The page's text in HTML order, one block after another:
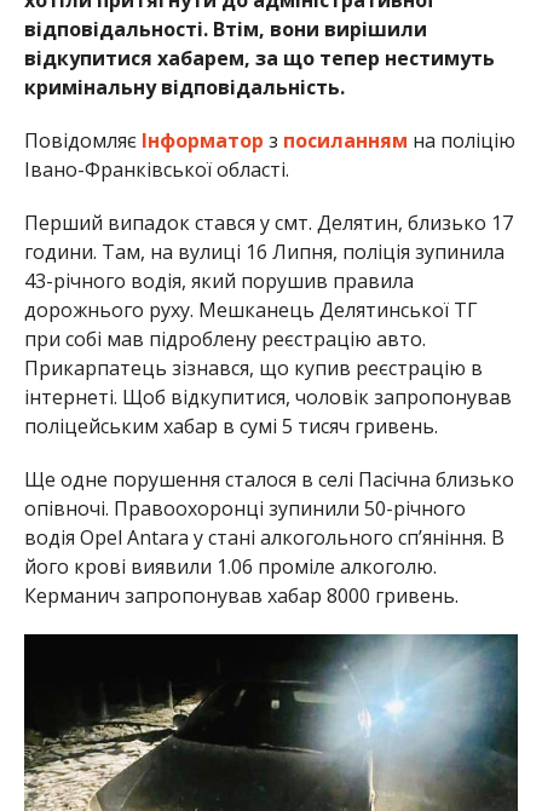
відповідальності. Втім, вони вирішили
відкупитися хабарем, за що тепер нестимуть
кримінальну відповідальність.
Повідомляє Інформатор з посиланням на поліцію
Івано-Франківської області.
Перший випадок стався у смт. Делятин, близько 17
години. Там, на вулиці 16 Липня, поліція зупинила
43-річного водія, який порушив правила
дорожнього руху. Мешканець Делятинської ТГ
при собі мав підроблену реєстрацію авто.
Прикарпатець зізнався, що купив реєстрацію в
інтернеті. Щоб відкупитися, чоловік запропонував
поліцейським хабар в сумі 5 тисяч гривень.
Ще одне порушення сталося в селі Пасічна близько
опівночі. Правоохоронці зупинили 50-річного
водія Opel Antara у стані алкогольного сп’яніння. В
його крові виявили 1.06 проміле алкоголю.
Керманич запропонував хабар 8000 гривень.